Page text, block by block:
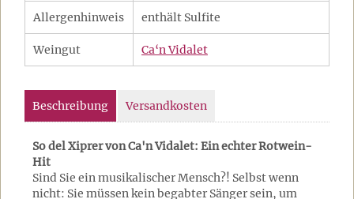
Allergenhinweis enthält Sulfite
Weingut Ca‘n Vidalet
Beschreibung Versandkosten
So del Xiprer von Ca'n Vidalet: Ein echter Rotwein-
Hit
Sind Sie ein musikalischer Mensch?! Selbst wenn
nicht: Sie müssen kein begabter Sänger sein, um